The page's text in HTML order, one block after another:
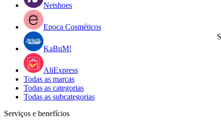
Netshoes
Epoca Cosméticos
KaBuM!
AliExpress
Todas as marcas
Todas as categorias
Todas as subcategorias
Serviços e benefícios